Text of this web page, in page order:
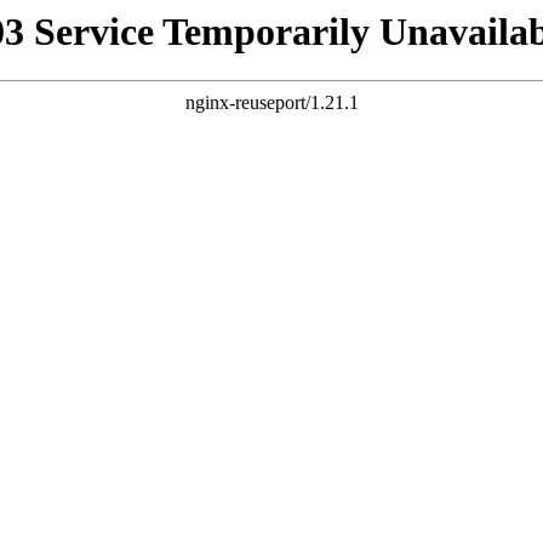
Service Temporarily
nginx-reuseport/1.21.1